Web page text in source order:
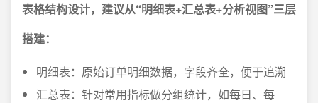
表格结构设计，建议从“明细表+汇总表+分析视图”三层
搭建：
明细表：原始订单明细数据，字段齐全，便于追溯
汇总表：针对常用指标做分组统计，如每日、每